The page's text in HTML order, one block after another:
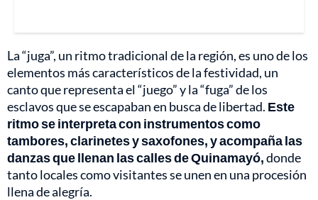
La “juga”, un ritmo tradicional de la región, es uno de los
elementos más característicos de la festividad, un
canto que representa el “juego” y la “fuga” de los
esclavos que se escapaban en busca de libertad. Este
ritmo se interpreta con instrumentos como
tambores, clarinetes y saxofones, y acompaña las
danzas que llenan las calles de Quinamayó,donde
tanto locales como visitantes se unen en una procesión
llena de alegría.